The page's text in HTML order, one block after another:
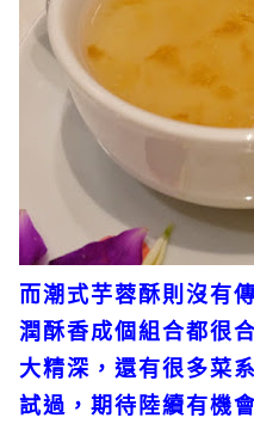
而潮式芋蓉酥則沒有
潤酥香成個組合都很
大精深，還有很多菜
試過，期待陸續有機